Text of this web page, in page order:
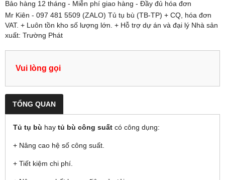
Bảo hàng 12 tháng - Miễn phí giao hàng - Đầy đủ hóa đơn
Mr Kiên - 097 481 5509 (ZALO) Tủ tụ bù (TB-TP) + CQ, hóa đơn
VAT. + Luôn tồn kho số lượng lớn. + Hỗ trợ dự án và đại lý Nhà sản
xuất: Trường Phát
Vui lòng gọi
TỔNG QUAN
Tủ tụ bù hay tủ bù công suất có công dụng:
+ Nâng cao hệ số công suất.
+ Tiết kiệm chi phí.